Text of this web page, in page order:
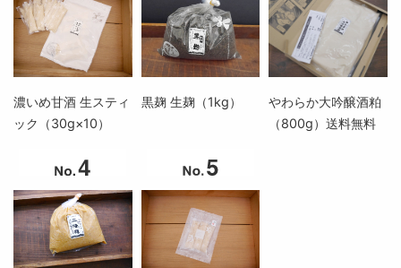
濃いめ甘酒 生スティ
ック（30g×10）
黒麹 生麹（1kg）
やわらか大吟醸酒粕
（800g）送料無料